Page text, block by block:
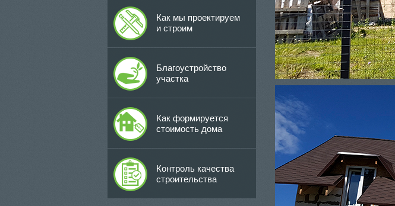
Как мы проектируем
и строим
Благоустройство
участка
Как формируется
стоимость дома
Контроль качества
строительства